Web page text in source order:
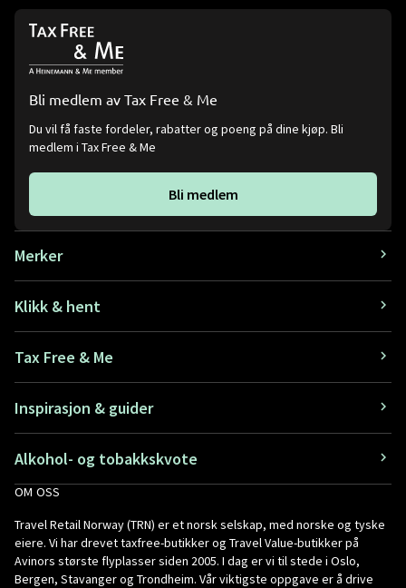
Bli medlem av Tax Free & Me
Du vil få faste fordeler, rabatter og poeng på dine kjøp. Bli
medlem i Tax Free & Me
Bli medlem
Merker
Klikk & hent
Tax Free & Me
Inspirasjon & guider
Alkohol- og tobakkskvote
OM OSS
Travel Retail Norway (TRN) er et norsk selskap, med norske og tyske
eiere. Vi har drevet taxfree-butikker og Travel Value-butikker på
Avinors største flyplasser siden 2005. I dag er vi til stede i Oslo,
Bergen, Stavanger og Trondheim. Vår viktigste oppgave er å drive